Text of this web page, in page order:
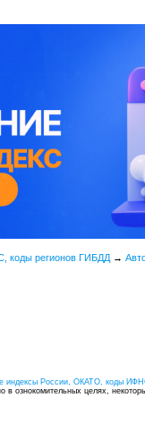
коды регионов ГИБДД →
индексы России, ОКАТО, коды
в ознокомительных целях,